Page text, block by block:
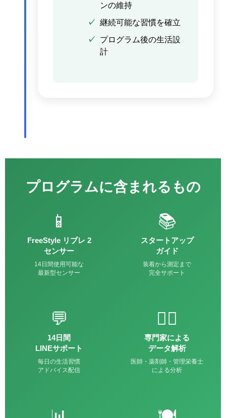
ンの維持
継続可能な習慣を確立
プログラム後の生活設
計
プログラムに含まれるもの
📱
FreeStyle リブレ 2
センサー
14日間使用可能な
最新型センサー
📚
スタートアップ
ガイド
装着から測定まで
完全サポート
💬
14日間
LINEサポート
毎日の生活習慣
アドバイス配信
👨‍⚕️
専門家による
データ解析
医師・薬剤師・管理栄養士
による分析